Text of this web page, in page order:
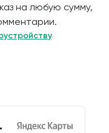
на любую сумму,